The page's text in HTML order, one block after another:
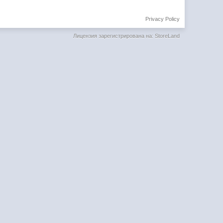
Privacy Policy
Лицензия зарегистрирована на: StoreLand